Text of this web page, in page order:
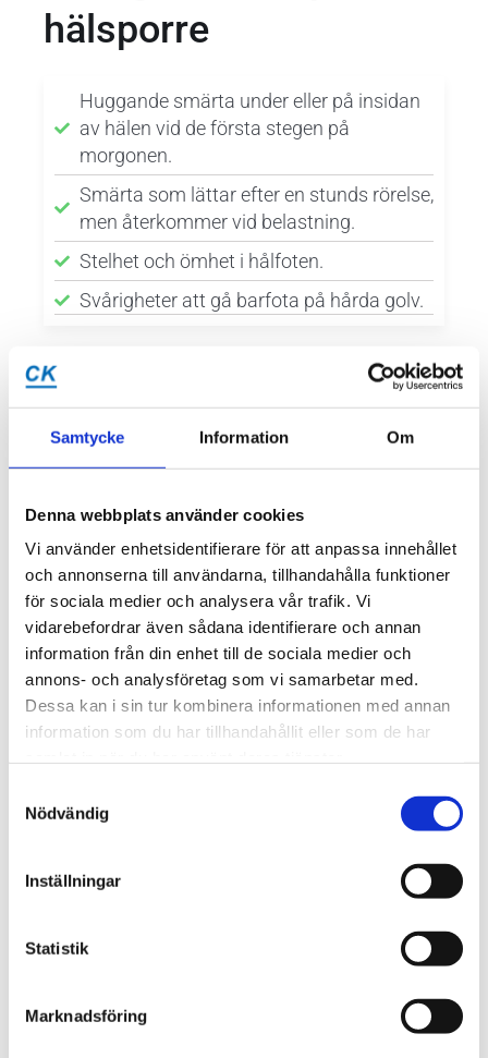
Samtycke Information Om
Denna webbplats använder cookies
Vi använder enhetsidentifierare för att anpassa innehållet
och annonserna till användarna, tillhandahålla funktioner
för sociala medier och analysera vår trafik. Vi
vidarebefordrar även sådana identifierare och annan
information från din enhet till de sociala medier och
annons- och analysföretag som vi samarbetar med.
Dessa kan i sin tur kombinera informationen med annan
information som du har tillhandahållit eller som de har
Nödvändig
Inställningar
Statistik
Marknadsföring
hälsporre
Huggande smärta under eller på insidan
av hälen vid de första stegen på
morgonen.
Smärta som lättar efter en stunds rörelse,
men återkommer vid belastning.
Stelhet och ömhet i hålfoten.
Svårigheter att gå barfota på hårda golv.
Vetenskapen bakom
läkningen – Hur
fungerar
stötvågsbehandling?
Stötvågsbehandling är inte bara massage
eller vibrationer; det är en avancerad
medicinsk metod som kommunicerar direkt
med kroppens celler. Här är de tre
huvudsakliga processerna som sker i din
1. Mekanotransduktion – Cellen får
De mekaniska tryckvågorna tränger
kemiska signaler i cellerna. Denna
. Det
en avstannad läkningsprocess. Cellerna